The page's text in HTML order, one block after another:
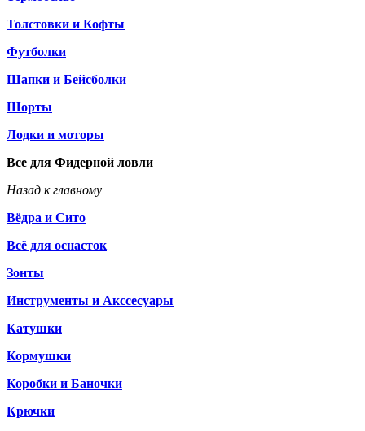
Толстовки и Кофты
Футболки
Шапки и Бейсболки
Шорты
Лодки и моторы
Все для Фидерной ловли
Назад к главному
Вёдра и Сито
Всё для оснасток
Зонты
Инструменты и Акссесуары
Катушки
Кормушки
Коробки и Баночки
Крючки